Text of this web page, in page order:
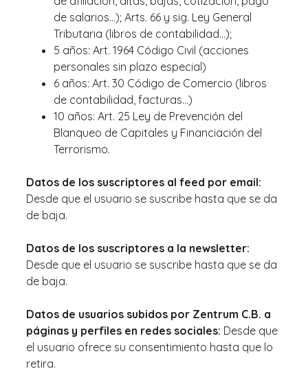
de salarios…); Arts. 66 y sig. Ley General
Tributaria (libros de contabilidad…);
5 años: Art. 1964 Código Civil (acciones
personales sin plazo especial)
6 años: Art. 30 Código de Comercio (libros
de contabilidad, facturas…)
10 años: Art. 25 Ley de Prevención del
Blanqueo de Capitales y Financiación del
Terrorismo.
Datos de los suscriptores al feed por email:
Desde que el usuario se suscribe hasta que se da
de baja.
Datos de los suscriptores a la newsletter:
Desde que el usuario se suscribe hasta que se da
de baja.
Datos de usuarios subidos por Zentrum C.B. a
páginas y perfiles en redes sociales: Desde que
el usuario ofrece su consentimiento hasta que lo
retira.